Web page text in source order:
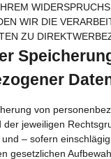
WIR DIE
ZU
von
der jeweiligen
– sofern
gesetzlichen